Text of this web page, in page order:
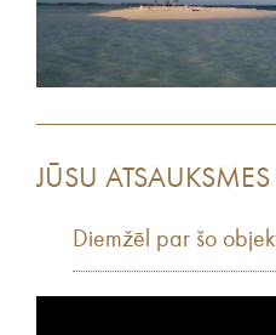
JŪSU ATSAUKSMES
Diemžēl par šo